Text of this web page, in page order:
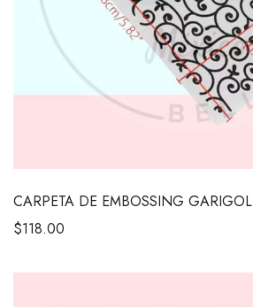
CARPETA DE EMBOSSING GARIGOL
$118.00